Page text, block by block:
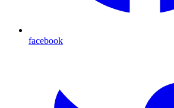
facebook